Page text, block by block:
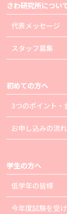
さわ研究所につい
代表メッセージ
スタッフ募集
初めての方へ
3つのポイント・
お申し込みの流
学生の方へ
低学年の皆様
今年度試験を受